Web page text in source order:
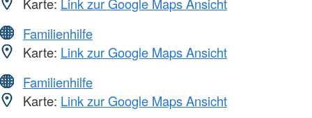
Familienhilfe
Karte: Link zur Google Maps Ansicht
Familienhilfe
Karte: Link zur Google Maps Ansicht